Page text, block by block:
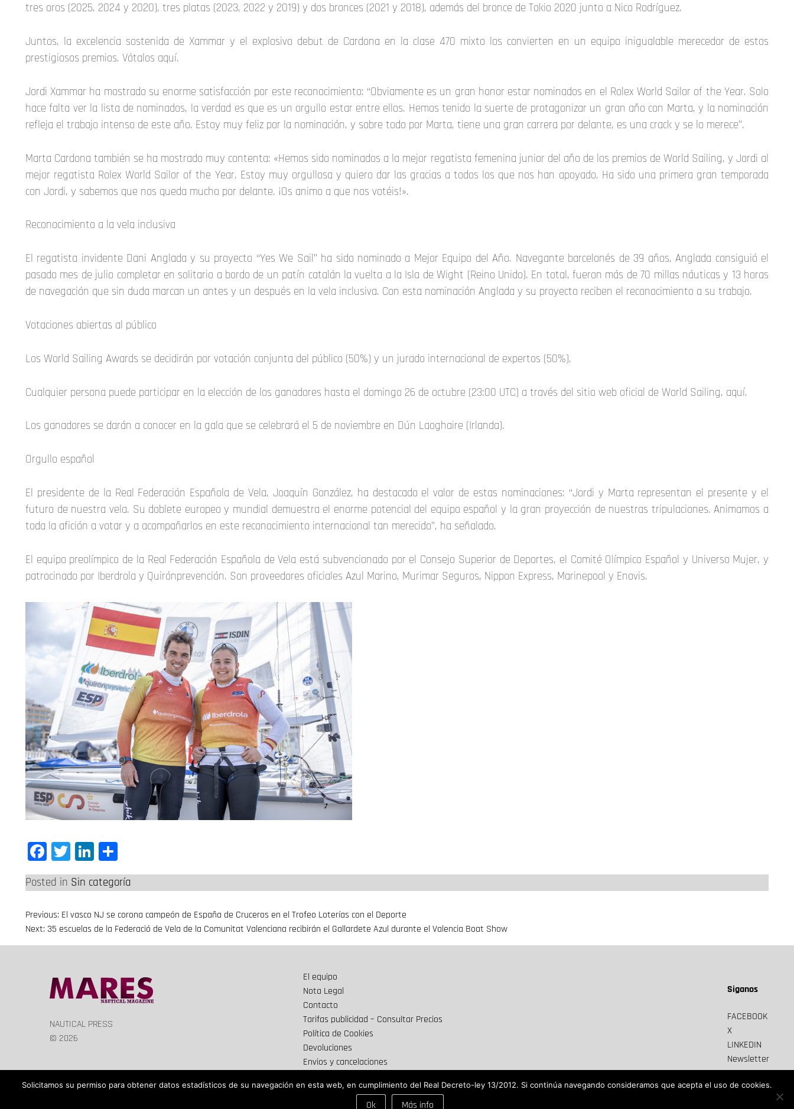
tres oros (2025, 2024 y 2020), tres platas (2023, 2022 y 2019) y dos bronces (2021 y 2018), además del bronce de Tokio 2020 junto a Nico Rodríguez.
Juntos, la excelencia sostenida de Xammar y el explosivo debut de Cardona en la clase 470 mixto los convierten en un equipo inigualable merecedor de estos
prestigiosos premios. Vótalos aquí.
Jordi Xammar ha mostrado su enorme satisfacción por este reconocimiento: “Obviamente es un gran honor estar nominados en el Rolex World Sailor of the Year. Solo
hace falta ver la lista de nominados, la verdad es que es un orgullo estar entre ellos. Hemos tenido la suerte de protagonizar un gran año con Marta, y la nominación
refleja el trabajo intenso de este año. Estoy muy feliz por la nominación, y sobre todo por Marta, tiene una gran carrera por delante, es una crack y se lo merece”.
Marta Cardona también se ha mostrado muy contenta: «Hemos sido nominados a la mejor regatista femenina junior del año de los premios de World Sailing, y Jordi al
mejor regatista Rolex World Sailor of the Year. Estoy muy orgullosa y quiero dar las gracias a todos los que nos han apoyado. Ha sido una primera gran temporada
con Jordi, y sabemos que nos queda mucho por delante. ¡Os animo a que nos votéis!».
Reconocimiento a la vela inclusiva
El regatista invidente Dani Anglada y su proyecto “Yes We Sail” ha sido nominado a Mejor Equipo del Año. Navegante barcelonés de 39 años, Anglada consiguió el
pasado mes de julio completar en solitario a bordo de un patín catalán la vuelta a la Isla de Wight (Reino Unido). En total, fueron más de 70 millas náuticas y 13 horas
de navegación que sin duda marcan un antes y un después en la vela inclusiva. Con esta nominación Anglada y su proyecto reciben el reconocimiento a su trabajo.
Votaciones abiertas al público
Los World Sailing Awards se decidirán por votación conjunta del público (50%) y un jurado internacional de expertos (50%).
Cualquier persona puede participar en la elección de los ganadores hasta el domingo 26 de octubre (23:00 UTC) a través del sitio web oficial de World Sailing, aquí.
Los ganadores se darán a conocer en la gala que se celebrará el 5 de noviembre en Dún Laoghaire (Irlanda).
Orgullo español
El presidente de la Real Federación Española de Vela, Joaquín González, ha destacado el valor de estas nominaciones: “Jordi y Marta representan el presente y el
futuro de nuestra vela. Su doblete europeo y mundial demuestra el enorme potencial del equipo español y la gran proyección de nuestras tripulaciones. Animamos a
toda la afición a votar y a acompañarlos en este reconocimiento internacional tan merecido”, ha señalado.
El equipo preolímpico de la Real Federación Española de Vela está subvencionado por el Consejo Superior de Deportes, el Comité Olímpico Español y Universo Mujer, y
patrocinado por Iberdrola y Quirónprevención. Son proveedores oficiales Azul Marino, Murimar Seguros, Nippon Express, Marinepool y Enovis.
Facebook
TwitterLinkedIn
Posted in Sin categoría
Navegación
Previous: El vasco NJ se corona campeón de España de Cruceros en el Trofeo Loterías con el Deporte
Next: 35 escuelas de la Federació de Vela de la Comunitat Valenciana recibirán el Gallardete Azul durante el Valencia Boat Show
NAUTICAL PRESS
© 2026
El equipo
Nota Legal
Contacto
Tarifas publicidad – Consultar Precios
Política de Cookies
Devoluciones
Envios y cancelaciones
Siganos
FACEBOOK
X
LINKEDIN
Newsletter
Solicitamos su permiso para obtener datos estadísticos de su navegación en esta web, en cumplimiento del Real Decreto-ley 13/2012. Si continúa navegando consideramos que acepta el uso de cookies.
Ok Más info